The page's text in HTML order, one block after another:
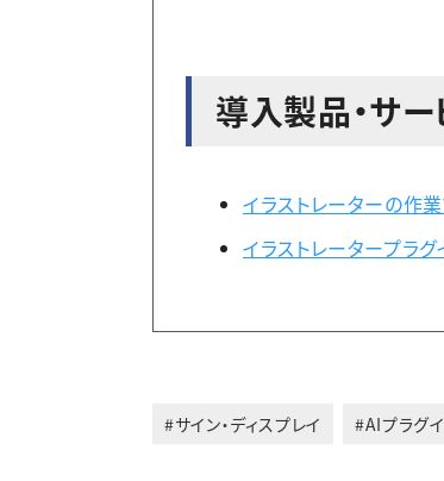
導入製品・サ
イラストレーターの作
イラストレータープラ
#サイン・ディスプレイ #AIプラグ